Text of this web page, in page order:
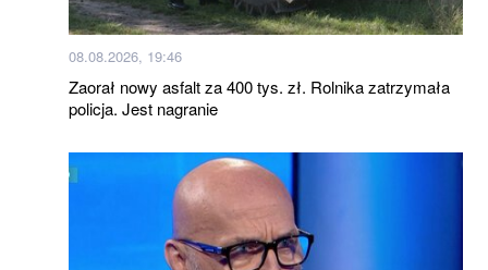
08.08.2026, 19:46
Zaorał nowy asfalt za 400 tys. zł. Rolnika zatrzymała
policja. Jest nagranie